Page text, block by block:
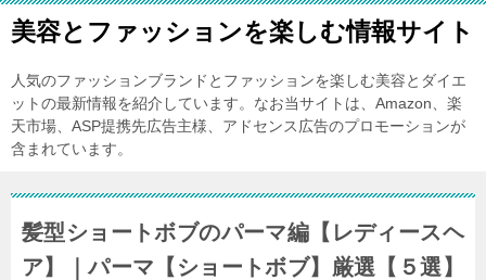
美容とファッションを楽しむ情報サイト
人気のファッションブランドとファッションを楽しむ美容とダイエ
ットの最新情報を紹介しています。なお当サイトは、Amazon、楽
天市場、ASP提携先広告主様、アドセンス広告のプロモーションが
含まれています。
髪型ショートボブのパーマ編【レディースヘ
ア】｜パーマ【ショートボブ】厳選【５選】